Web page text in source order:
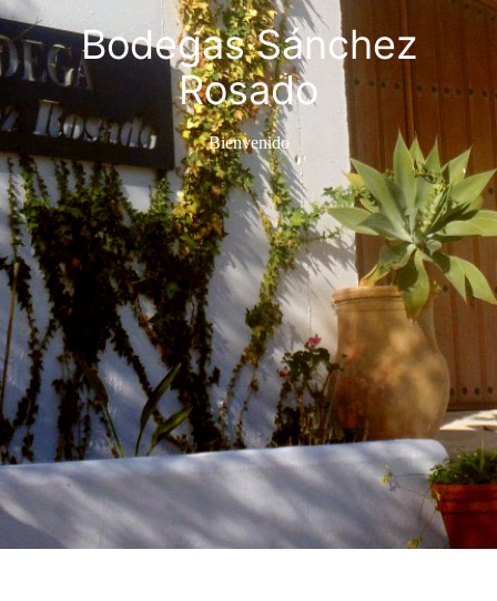
Bodegas Sánchez
Rosado
Bienvenido